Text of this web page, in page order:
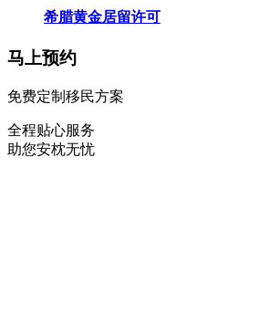
希腊黄金居留许可
马上预约
免费定制移民方案
全程贴心服务
助您安枕无忧